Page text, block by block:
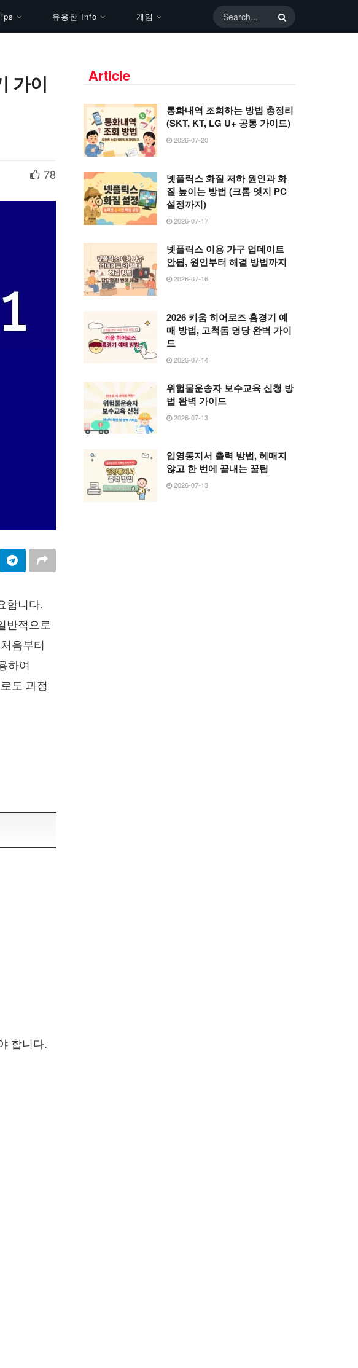
유용한 Info 게임
가이
78
합니다.
반적으로
음부터
하여
도 과정
합니다.
Article
통화내역 조회하는 방법 총정리
(SKT, KT, LG U+ 공통 가이드)
2026-07-20
넷플릭스 화질 저하 원인과 화
질 높이는 방법 (크롬 엣지 PC
설정까지)
2026-07-17
넷플릭스 이용 가구 업데이트
안됨, 원인부터 해결 방법까지
2026-07-16
2026 키움 히어로즈 홈경기 예
매 방법, 고척돔 명당 완벽 가이
드
2026-07-14
위험물운송자 보수교육 신청 방
법 완벽 가이드
2026-07-13
입영통지서 출력 방법, 헤매지
않고 한 번에 끝내는 꿀팁
2026-07-13